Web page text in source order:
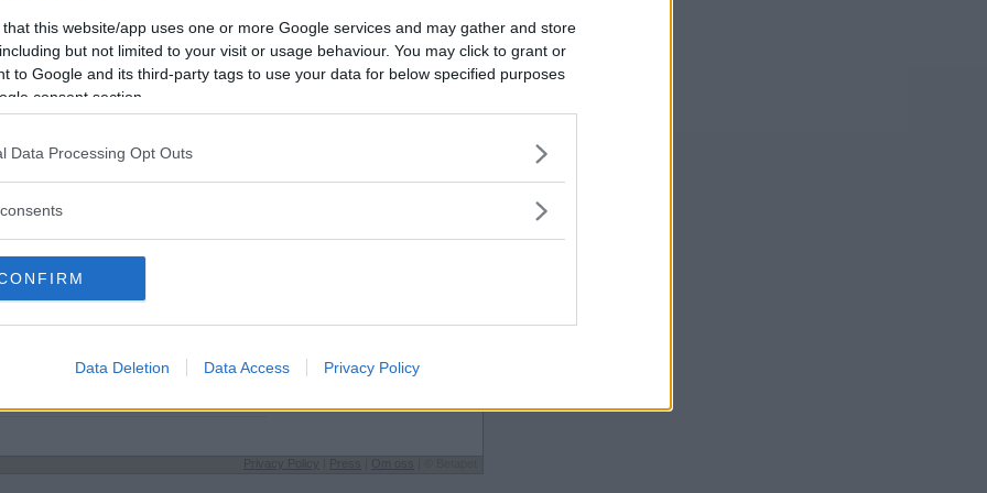
that this website/app uses one or more Google services and may gather and store
but not limited to your visit or usage behaviour. You may click to grant or
to Google and its third-party tags to use your data for below specified purposes
consent section.
Data Processing Opt Outs
Data Deletion Data Access Privacy Policy
Avbrutna
7
Oavgjorda
2
Jag äter
Hemlagat
Ratingbesatt
U
Vill du bli
medlem?